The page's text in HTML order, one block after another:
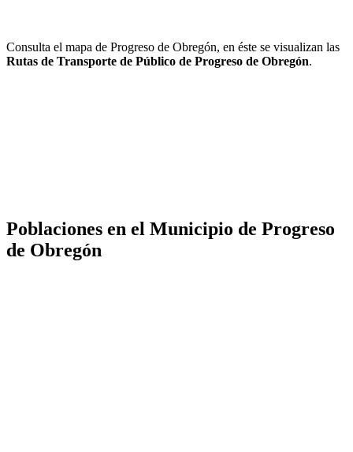
Consulta el mapa de Progreso de Obregón, en éste se visualizan las
Rutas de Transporte de Público de Progreso de Obregón.
Poblaciones en el Municipio de Progreso
de Obregón